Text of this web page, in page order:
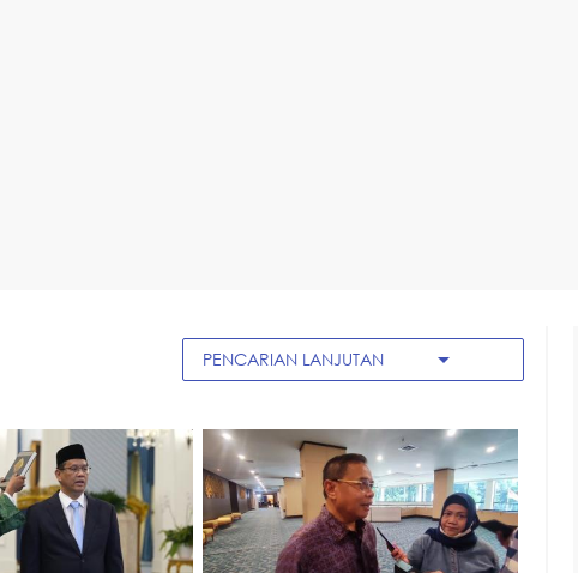
PENCARIAN LANJUTAN arrow_drop_down